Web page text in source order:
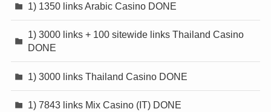
1) 1350 links Arabic Casino DONE
1) 3000 links + 100 sitewide links Thailand Casino
DONE
1) 3000 links Thailand Casino DONE
1) 7843 links Mix Casino (IT) DONE